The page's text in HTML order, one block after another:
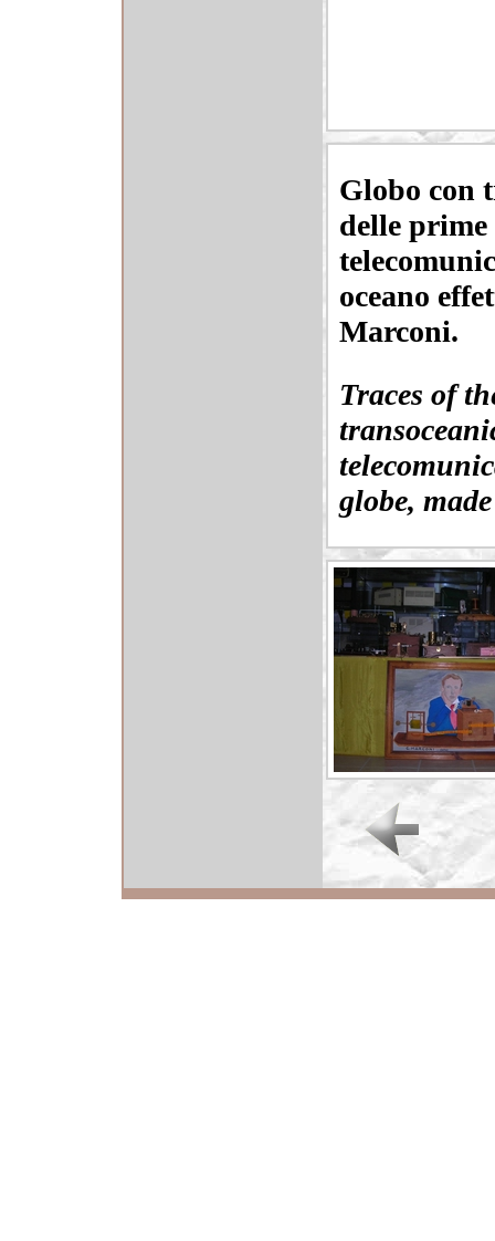
Globo con
delle prime
oceano
Marconi.
Traces of
globe,